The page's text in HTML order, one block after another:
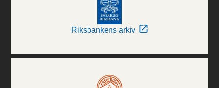
Riksbankens arkiv